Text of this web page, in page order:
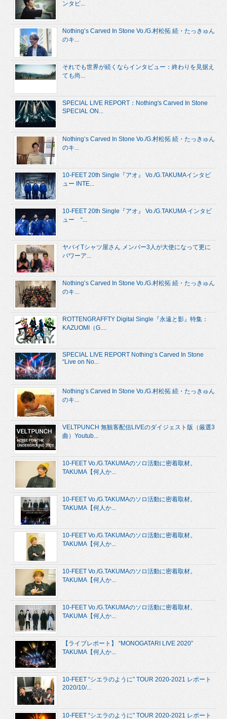
ンタビ...
Nothing’s Carved In Stone Vo./G.村松拓 続・たっきゅん
のキ...
それでも世界が続くならインタビュー：終わりを見据え
ても尚...
SPECIAL LIVE REPORT：Nothing's Carved In Stone
SPECIAL ON...
Nothing’s Carved In Stone Vo./G.村松拓 続・たっきゅん
のキ...
10-FEET 20th Single『アオ』 Vo./G.TAKUMAインタビ
ュー INTE...
10-FEET 20th Single『アオ』 Vo./G.TAKUMA インタビ
ュー “...
ヤバイTシャツ屋さん メンバー3人が大使になって更に
パワーア...
Nothing’s Carved In Stone Vo./G.村松拓 続・たっきゅん
のキ...
ROTTENGRAFFTY Digital Single『永遠と影』特集：
KAZUOMI（G....
SPECIAL LIVE REPORT Nothing’s Carved In Stone
“Live on No...
Nothing’s Carved In Stone Vo./G.村松拓 続・たっきゅん
のキ...
VELTPUNCH 無観客配信LIVEのダイジェスト版（厳選3
曲）Youtub...
10-FEET Vo./G.TAKUMAのソロ活動に密着取材。
TAKUMA【何人か...
10-FEET Vo./G.TAKUMAのソロ活動に密着取材。
TAKUMA【何人か...
10-FEET Vo./G.TAKUMAのソロ活動に密着取材。
TAKUMA【何人か...
10-FEET Vo./G.TAKUMAのソロ活動に密着取材。
TAKUMA【何人か...
10-FEET Vo./G.TAKUMAのソロ活動に密着取材。
TAKUMA【何人か...
【ライブレポート】 “MONOGATARI LIVE 2020”
TAKUMA【何人か...
10-FEET “シエラのように” TOUR 2020-2021 レポート
2020/10/...
10-FEET “シエラのように” TOUR 2020-2021 レポート